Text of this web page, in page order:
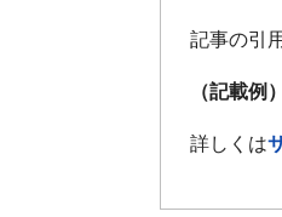
記事の引
（記載例）
詳しくは